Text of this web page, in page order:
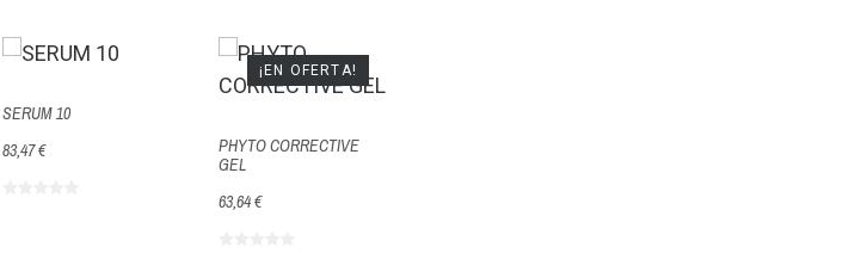
SERUM 10
83,47 €
PHYTO CORRECTIVE
GEL
63,64 €
¡EN OFERTA!